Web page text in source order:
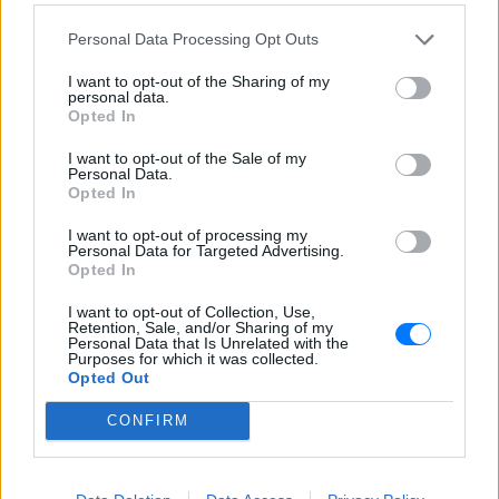
Personal Data Processing Opt Outs
I want to opt-out of the Sharing of my
personal data.
Opted In
I want to opt-out of the Sale of my
Personal Data.
Opted In
I want to opt-out of processing my
Personal Data for Targeted Advertising.
Opted In
I want to opt-out of Collection, Use,
Retention, Sale, and/or Sharing of my
Personal Data that Is Unrelated with the
Purposes for which it was collected.
Opted Out
CONFIRM
ΔΕΙΤΕ ΕΠΙΣΗΣ
ΣΤΗΝ ΙΔΙΑ ΚΑΤΗΓΟΡΙΑ
δυνατός»
Ο ηθοποιός και χορευτής μοιράστηκε
στο Instagram μια φωτογραφία από
πρόσφατη εξέτασή του, με ένα μήνυμα
Φοβερή ιστορία στον ΟΦΗ:
Ένας κάτοχος εισιτηρίου
διαρκείας είναι μόλις 2 μηνών
ΟΦΗ